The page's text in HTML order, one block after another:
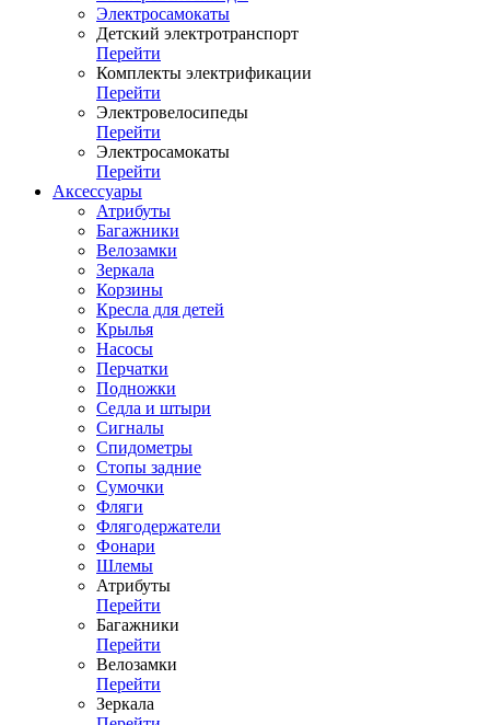
Электросамокаты
Детский электротранспорт
Перейти
Комплекты электрификации
Перейти
Электровелосипеды
Перейти
Электросамокаты
Перейти
Аксессуары
Атрибуты
Багажники
Велозамки
Зеркала
Корзины
Кресла для детей
Крылья
Насосы
Перчатки
Подножки
Седла и штыри
Сигналы
Спидометры
Стопы задние
Сумочки
Фляги
Флягодержатели
Фонари
Шлемы
Атрибуты
Перейти
Багажники
Перейти
Велозамки
Перейти
Зеркала